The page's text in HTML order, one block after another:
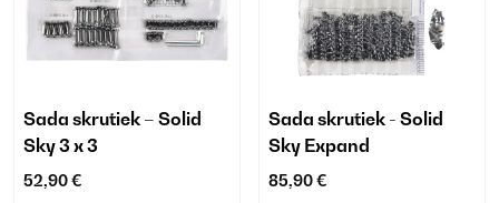
Sada skrutiek – Solid
Sky 3 x 3
52,90 €
Sada skrutiek - Solid
Sky Expand
85,90 €